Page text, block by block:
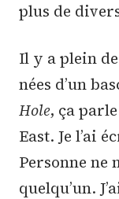
plus de
Il y a plein
nées d’un
Hole, ça
East. Je l’ai
Personne ne
quelqu’un.